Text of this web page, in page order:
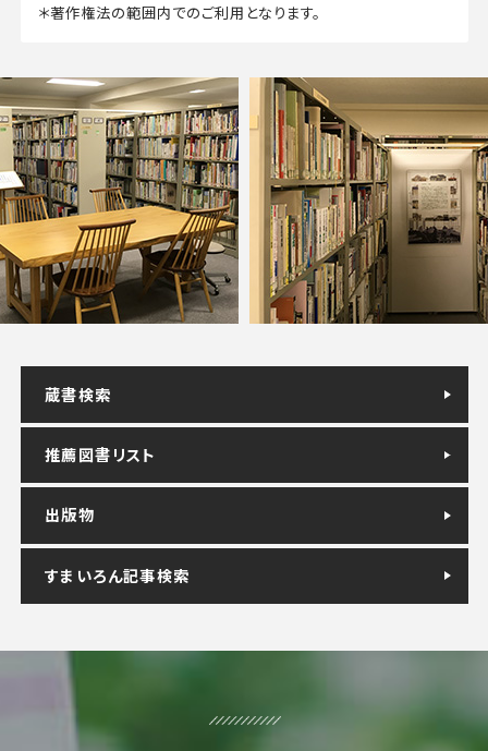
＊著作権法の範囲内でのご利用となります。
蔵書検索
推薦図書リスト
出版物
すまいろん記事検索